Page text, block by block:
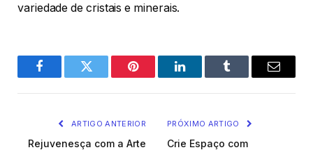
variedade de cristais e minerais.
FacebookTwitter Pinterest O
Tumblr
E-
ARTIGO ANTERIOR
Rejuvenesça com a Arte
PRÓXIMO ARTIGO
Crie Espaço com